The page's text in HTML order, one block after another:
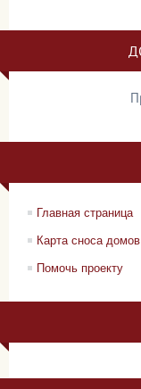
Главная страница
Карта сноса домов
Помочь проекту